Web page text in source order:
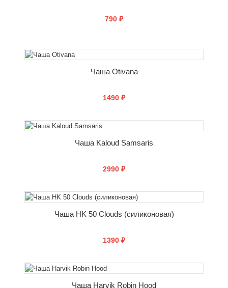
790 ₽
СООБЩИТЬ О ПОСТУПЛЕНИИ
Чаша Otivana
1490 ₽
СООБЩИТЬ О ПОСТУПЛЕНИИ
Чаша Kaloud Samsaris
2990 ₽
СООБЩИТЬ О ПОСТУПЛЕНИИ
Чаша HK 50 Clouds (силиконовая)
1390 ₽
СООБЩИТЬ О ПОСТУПЛЕНИИ
Чаша Harvik Robin Hood